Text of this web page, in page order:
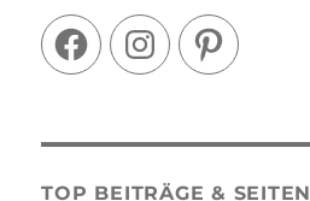
FacebookInstagramPinterest
TOP BEITRÄGE & SEITEN